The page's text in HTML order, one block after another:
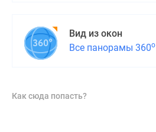
Вид из окон
Все панорамы 360о
Как сюда попасть?